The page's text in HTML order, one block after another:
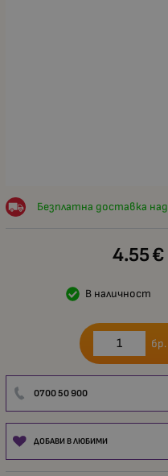
Безплатна доставка над
4.55€
В наличност
бр.
0700 50 900
ДОБАВИ В ЛЮБИМИ